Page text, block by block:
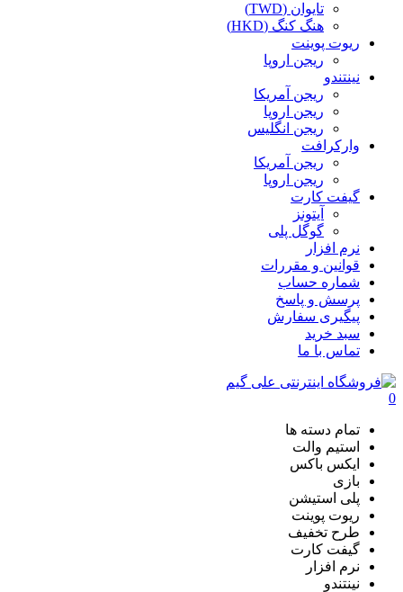
تایوان (TWD)
هنگ کنگ (HKD)
ریوت پوینت
ریجن اروپا
نینتندو
ریجن آمریکا
ریجن اروپا
ریجن انگلیس
وارکرافت
ریجن آمریکا
ریجن اروپا
گیفت کارت
آیتونز
گوگل پلی
نرم افزار
قوانین و مقررات
شماره حساب
پرسش و پاسخ
پیگیری سفارش
سبد خرید
تماس با ما
0
تمام دسته ها
استیم والت
ایکس باکس
بازی
پلی استیشن
ریوت پوینت
طرح تخفیف
گیفت کارت
نرم افزار
نینتندو